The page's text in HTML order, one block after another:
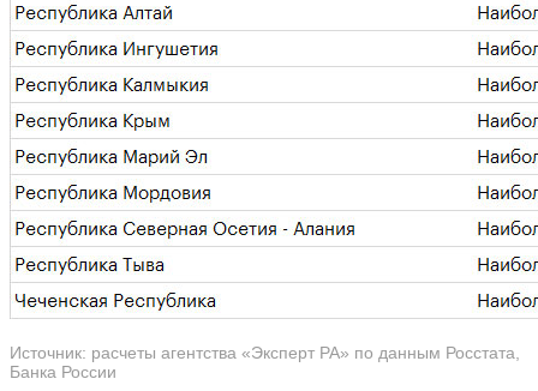
Источник: расчеты агентства «Эксперт РА» по данным Росстата,
Банка России